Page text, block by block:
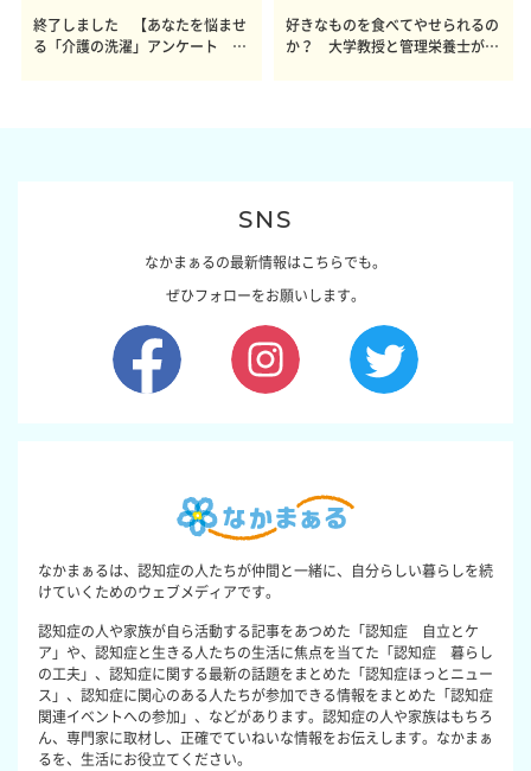
終了しました 【あなたを悩ませ
る「介護の洗濯」アンケート 体
好きなものを食べてやせられるの
か？ 大学教授と管理栄養士が出
SNS
なかまぁるの最新情報はこちらでも。
ぜひフォローをお願いします。
なかまぁるは、認知症の人たちが仲間と一緒に、自分らしい暮らしを続
けていくためのウェブメディアです。
認知症の人や家族が自ら活動する記事をあつめた「認知症 自立とケ
ア」や、認知症と生きる人たちの生活に焦点を当てた「認知症 暮らし
の工夫」、認知症に関する最新の話題をまとめた「認知症ほっとニュー
ス」、認知症に関心のある人たちが参加できる情報をまとめた「認知症
関連イベントへの参加」、などがあります。認知症の人や家族はもちろ
ん、専門家に取材し、正確でていねいな情報をお伝えします。なかまぁ
るを、生活にお役立てください。